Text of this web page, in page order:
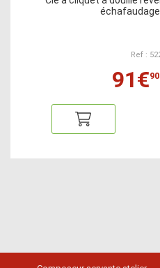
Ref :
91€90